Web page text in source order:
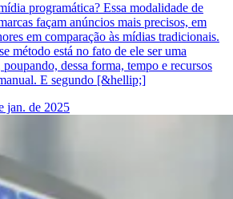
programática? Essa modalidade de
façam anúncios mais precisos, em
em comparação às mídias tradicionais.
método está no fato de ele ser uma
dessa forma, tempo e recursos
E segundo [&hellip;]
jan. de 2025